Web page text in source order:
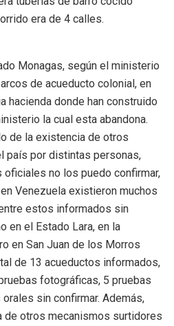
era de 4 calles.
Monagas, según el ministerio
de acueducto colonial, en
hacienda donde han construido
la cual esta abandona.
de la existencia de otros
país por distintas personas,
no los puedo confirmar,
Venezuela existieron muchos
estos informados sin
en el Estado Lara, en la
en San Juan de los Morros
de 13 acueductos informados,
fotográficas, 5 pruebas
sin confirmar. Además,
de otros mecanismos surtidores